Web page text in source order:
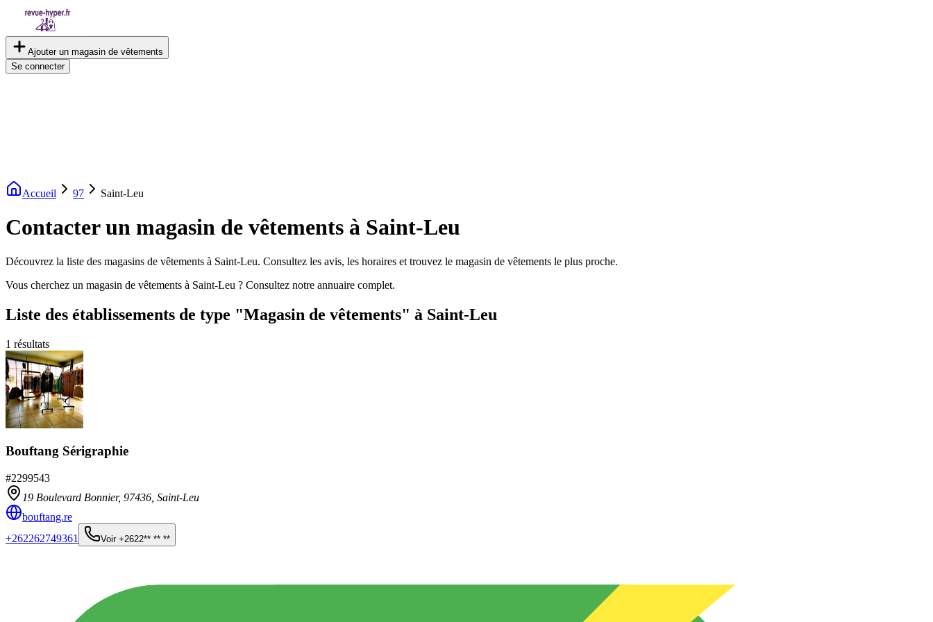
Ajouter un magasin de vêtements
Se connecter
Accueil 97 Saint-Leu
Contacter un magasin de vêtements à Saint-Leu
Découvrez la liste des magasins de vêtements à Saint-Leu. Consultez les avis, les horaires et trouvez le magasin de vêtements le plus proche.
Vous cherchez un magasin de vêtements à Saint-Leu ? Consultez notre annuaire complet.
Liste des établissements de type "Magasin de vêtements" à Saint-Leu
1 résultats
Bouftang Sérigraphie
#2299543
19 Boulevard Bonnier, 97436 Saint-Leu
bouftang.re
+262262749361
Voir +2622** ** **